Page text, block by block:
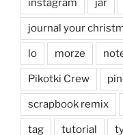
instagram jar
journal your
lo morze
Pikotki Crew
scrapbook remix
tag tutorial